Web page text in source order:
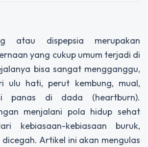
atau dispepsia merupakan
yang cukup umum terjadi di
bisa sangat mengganggu,
ulu hati, perut kembung, mual,
panas di dada (heartburn).
menjalani pola hidup sehat
kebiasaan-kebiasaan buruk,
Artikel ini akan mengulas